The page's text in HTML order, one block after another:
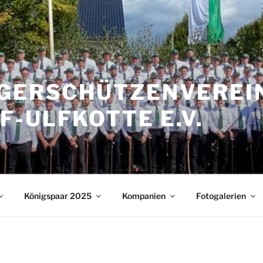
ULFKOTTE E.V.
Königspaar 2025 Kompanien Fotogalerien